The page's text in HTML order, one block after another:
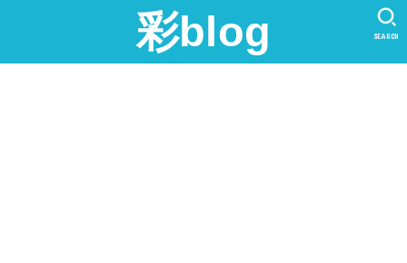
彩blog SEARCH